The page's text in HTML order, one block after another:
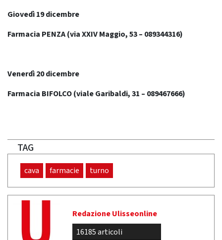
Giovedì 19 dicembre
Farmacia PENZA (via XXIV Maggio, 53– 089344316)
Venerdì 20 dicembre
Farmacia BIFOLCO (viale Garibaldi, 31 – 089467666)
TAG
cava farmacie turno
Redazione Ulisseonline
16185 articoli